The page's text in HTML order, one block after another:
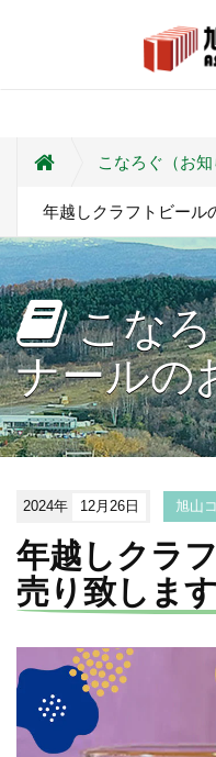
こなろぐ（お知
年越しクラフトビール
こな
ナールの
2024年 12月26日 旭山
年越しクラ
売り致します